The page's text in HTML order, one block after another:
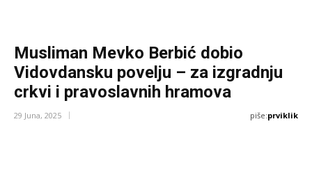
Musliman Mevko Berbić dobio
Vidovdansku povelju – za izgradnju
crkvi i pravoslavnih hramova
29 Juna, 2025 piše:prviklik